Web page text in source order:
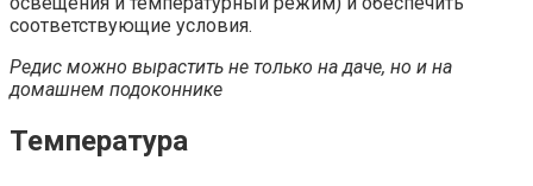
соответствующие условия.
Редис можно вырастить не только на даче, но и на
домашнем подоконнике
Температура